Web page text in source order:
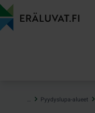
Hyppää
sisältöön
… Pyydyslupa-alueet